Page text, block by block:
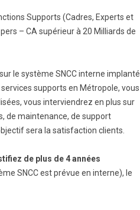
Supports (Cadres, Experts et
– CA supérieur à 20 Milliards de
le système SNCC interne implanté
supports en Métropole, vous
vous interviendrez en plus sur
de maintenance, de support
sera la satisfaction clients.
de plus de 4 années
SNCC est prévue en interne), le